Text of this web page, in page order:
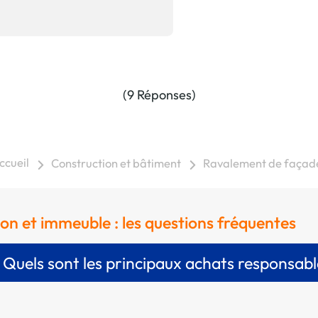
(9 Réponses)
Construction et bâtiment Ravalement de
et immeuble : les questions fréquentes
Quels sont les principaux achats